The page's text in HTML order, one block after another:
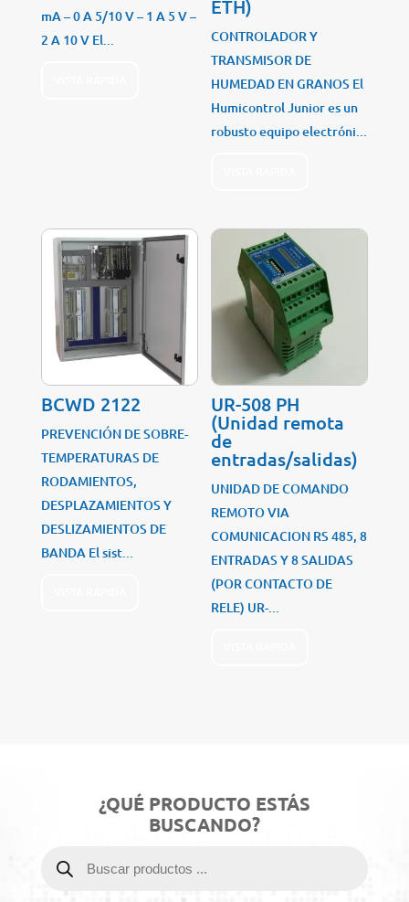
mA – 0 A 5/10 V – 1 A 5 V –
2 A 10 V El...
ETH)
CONTROLADOR Y
TRANSMISOR DE
HUMEDAD EN GRANOS El
Humicontrol Junior es un
robusto equipo electróni...
BCWD 2122
PREVENCIÓN DE SOBRE-
TEMPERATURAS DE
RODAMIENTOS,
DESPLAZAMIENTOS Y
DESLIZAMIENTOS DE
BANDA El sist...
UR-508 PH
(Unidad remota
de
entradas/salidas)
UNIDAD DE COMANDO
REMOTO VIA
COMUNICACION RS 485, 8
ENTRADAS Y 8 SALIDAS
(POR CONTACTO DE
RELE) UR-...
¿QUÉ PRODUCTO ESTÁS
BUSCANDO?
productos